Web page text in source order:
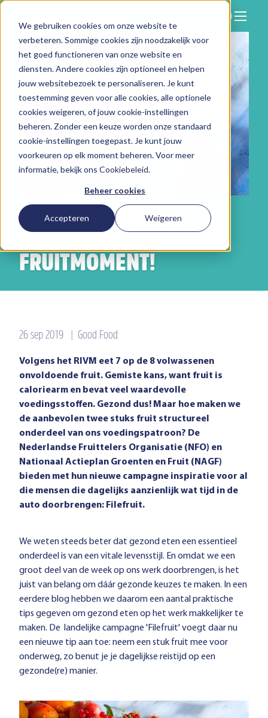
We gebruiken cookies om onze website te
verbeteren. Sommige cookies zijn noodzakelijk voor
het goed functioneren van onze website en
diensten. Andere cookies zijn optioneel en helpen
jouw websitebezoek te personaliseren. Je kunt
toestemming geven voor alle cookies, alle optionele
cookies weigeren, of jouw cookie-instellingen
beheren. Zonder een keuze worden onze standaard
cookie-instellingen toegepast. Je kunt jouw
voorkeuren op elk moment beheren. Voor meer
informatie, bekijk ons Cookiebeleid.
Beheer cookies
Accepteren Weigeren
Hier vind je ons
Onze aanpak
Over Vitam
Nieuws
Contact
Werken bij
Zoeken
FILEFRUIT: PAK
ONDERWEG EEN EXTRA
FRUITMOMENT!
26 sep 2019 Good Food
Volgens het RIVM eet 7 op de 8 volwassenen
onvoldoende fruit. Gemiste kans, want fruit is
caloriearm en bevat veel waardevolle
voedingsstoffen. Gezond dus! Maar hoe maken we
de aanbevolen twee stuks fruit structureel
onderdeel van ons voedingspatroon? De
Nederlandse Fruittelers Organisatie (NFO) en
Nationaal Actieplan Groenten en Fruit (NAGF)
bieden met hun nieuwe campagne inspiratie voor al
die mensen die dagelijks aanzienlijk wat tijd in de
auto doorbrengen: Filefruit.
We weten steeds beter dat gezond eten een essentieel
onderdeel is van een vitale levensstijl. En omdat we een
groot deel van de week op ons werk doorbrengen, is het
juist van belang om dáár gezonde keuzes te maken. In een
eerdere blog hebben we daarom een aantal praktische
tips gegeven omgezond eten op het werkmakkelijker te
maken. De landelijke campagne 'Filefruit' voegt daar nu
een nieuwe tip aan toe: neem een stuk fruit mee voor
onderweg, zo benut je je dagelijkse reistijd op een
gezonde(re) manier.